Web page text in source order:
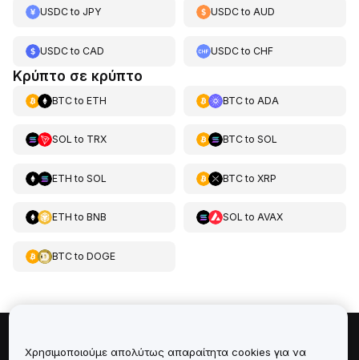
USDCto JPY USDCtoAUD
USDCto CAD USDCtoCHF
Κρύπτο σε κρύπτο
BTCto ETH BTCto ADA
SOL to TRX BTCto SOL
ETH to SOL BTCto XRP
ETH to BNB SOL to AVAX
BTCto DOGE
Πληροφορίες για
Χρησιμοποιούμε απολύτως απαραίτητα cookies για να